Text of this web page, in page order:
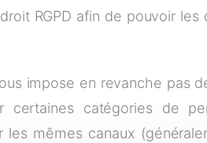
RGPD afin de pouvoir
impose en revanche pas
certaines catégories de
les mêmes canaux